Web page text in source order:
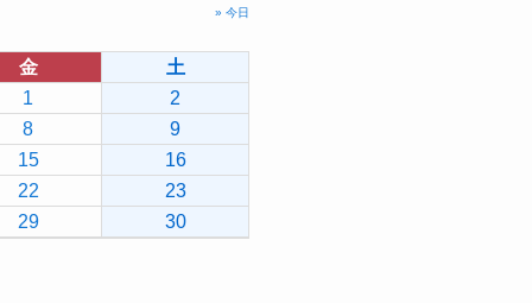
» 今日
金
土
1
2
8
9
15
16
22
23
29 30